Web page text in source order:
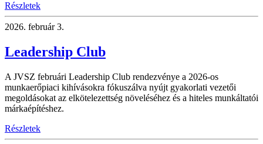
Részletek
2026. február 3.
Leadership Club
A JVSZ februári Leadership Club rendezvénye a 2026-os
munkaerőpiaci kihívásokra fókuszálva nyújt gyakorlati vezetői
megoldásokat az elkötelezettség növeléséhez és a hiteles munkáltatói
márkaépítéshez.
Részletek